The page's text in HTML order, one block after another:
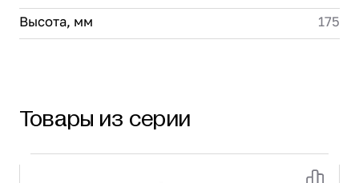
Высота, мм
175
Товары из серии